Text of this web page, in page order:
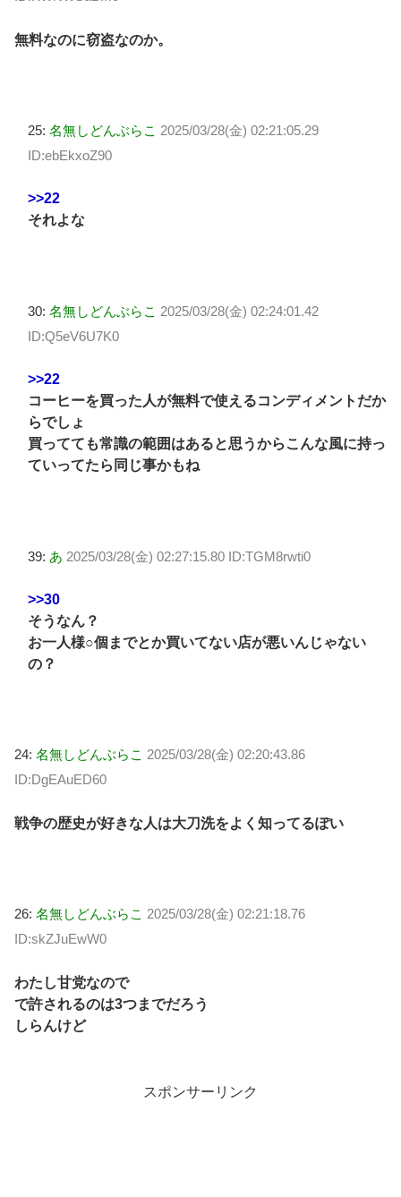
無料なのに窃盗なのか。
25: 名無しどんぶらこ 2025/03/28(金) 02:21:05.29
ID:ebEkxoZ90
>>22
それよな
30: 名無しどんぶらこ 2025/03/28(金) 02:24:01.42
ID:Q5eV6U7K0
>>22
コーヒーを買った人が無料で使えるコンディメントだか
らでしょ
買ってても常識の範囲はあると思うからこんな風に持っ
ていってたら同じ事かもね
39: あ 2025/03/28(金) 02:27:15.80 ID:TGM8rwti0
>>30
そうなん？
お一人様○個までとか買いてない店が悪いんじゃない
の？
24: 名無しどんぶらこ 2025/03/28(金) 02:20:43.86
ID:DgEAuED60
戦争の歴史が好きな人は大刀洗をよく知ってるぽい
26: 名無しどんぶらこ 2025/03/28(金) 02:21:18.76
ID:skZJuEwW0
わたし甘党なので
で許されるのは3つまでだろう
しらんけど
スポンサーリンク